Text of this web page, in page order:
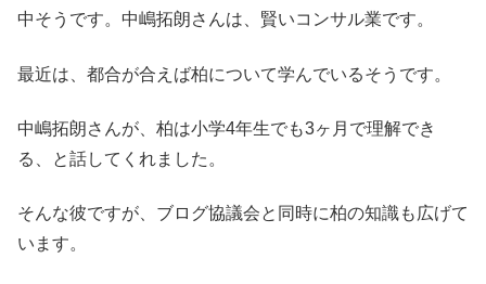
中そうです。中嶋拓朗さんは、賢いコンサル業です。
最近は、都合が合えば柏について学んでいるそうです。
中嶋拓朗さんが、柏は小学4年生でも3ヶ月で理解でき
る、と話してくれました。
そんな彼ですが、ブログ協議会と同時に柏の知識も広げて
います。